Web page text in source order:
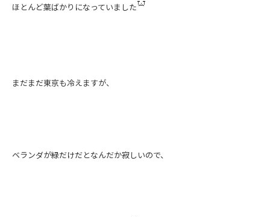
ほとんど葉ばかりになっていました
まだまだ東京も冷えますが、
ベランダが緑だけだとなんだか寂しいので、